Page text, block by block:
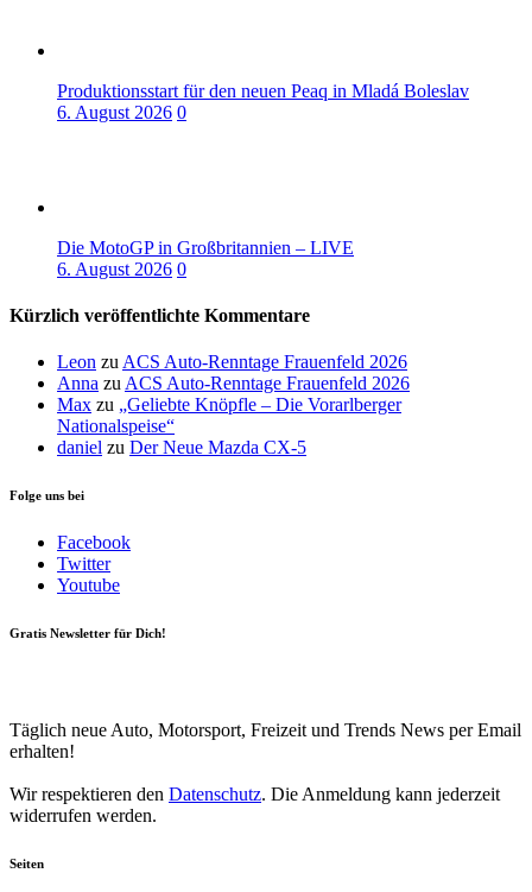
Produktionsstart für den neuen Peaq in Mladá Boleslav
6. August 2026 0
Die MotoGP in Großbritannien – LIVE
6. August 2026 0
Kürzlich veröffentlichte Kommentare
Leon zuACS Auto-Renntage Frauenfeld 2026
Anna zuACS Auto-Renntage Frauenfeld 2026
Max zu „Geliebte Knöpfle – Die Vorarlberger
Nationalspeise“
daniel zu Der Neue Mazda CX-5
Folge uns bei
Facebook
Twitter
Youtube
Gratis Newsletter für Dich!
Täglich neue Auto, Motorsport, Freizeit und Trends News per Email
erhalten!
Wir respektieren den Datenschutz. Die Anmeldung kann jederzeit
widerrufen werden.
Seiten